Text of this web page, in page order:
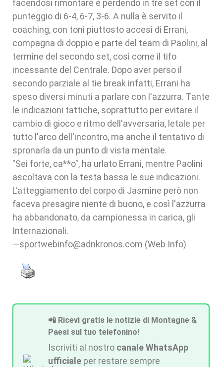
facendosi rimontare e perdendo in tre set con il
punteggio di 6-4, 6-7, 3-6. A nulla è servito il
coaching, con toni piuttosto accesi di Errani,
compagna di doppio e parte del team di Paolini, al
termine del secondo set, così come il tifo
incessante del Centrale. Dopo aver perso il
secondo parziale al tie break infatti, Errani ha
speso diversi minuti a parlare con l'azzurra. Tante
le indicazioni tattiche, soprattutto per evitare il
cambio di gioco e ritmo dell'avversaria, letale per
tutto l'arco dell'incontro, ma anche il tentativo di
spronarla da un punto di vista mentale.
"Sei forte, ca**o", ha urlato Errani, mentre Paolini
ascoltava con la testa bassa le sue indicazioni.
L'atteggiamento del corpo di Jasmine però non
faceva presagire niente di buono, e così l'azzurra
ha abbandonato, da campionessa in carica, gli
Internazionali.
—sportwebinfo@adnkronos.com (Web Info)
📲 Ricevi gratis le notizie di Montagne &
Paesi sul tuo telefonino!
Iscriviti al nostro canale WhatsApp
ufficiale per restare sempre